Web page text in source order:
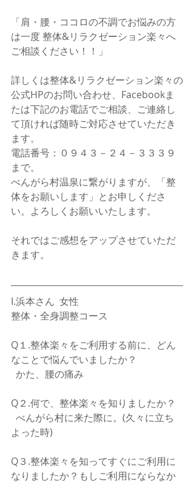
「肩・腰・ココロの不調でお悩みの方
は一度 整体&リラクゼーション楽々へ
ご相談ください！！」
詳しくは整体&リラクゼーション楽々の
公式HPのお問い合わせ、Facebookま
たは下記のお電話でご相談、ご連絡し
て頂ければ随時ご対応させていただき
ます。
電話番号：０９４３－２４－３３３９
まで。
べんがら村温泉に繋がりますが、「整
体をお願いします」とお申しくださ
い。よろしくお願いいたします。
それではご感想をアップさせていただ
きます。
I.浜本さん  女性
整体・全身調整コース
Q１.整体楽々をご利用する前に、どん
なことで悩んでいましたか？
  かた、腰の痛み
Q２.何で、整体楽々を知りましたか？
よった時)
Q３.整体楽々を知ってすぐにご利用に
なりましたか？もしご利用にならなか